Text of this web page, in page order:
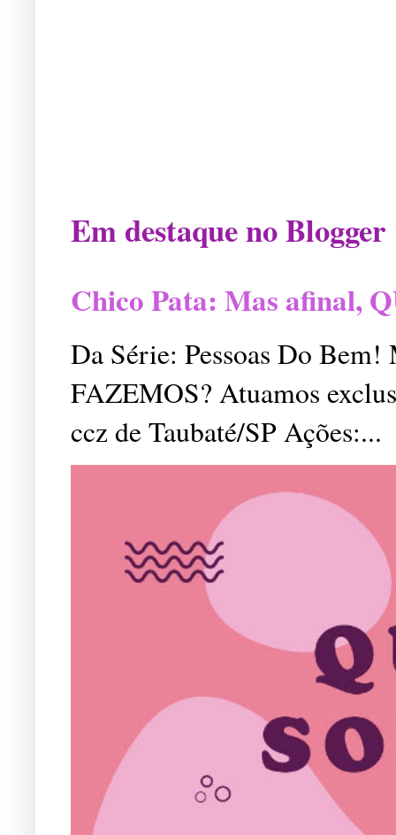
Em destaque no Blogger
Chico Pata: Mas afinal,
Da Série: Pessoas Do
FAZEMOS? Atuamos
ccz de Taubaté/SP Ações:...